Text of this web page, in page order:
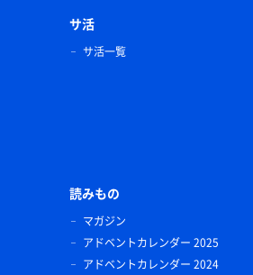
サ活
サ活一覧
読みもの
マガジン
アドベントカレンダー 2025
アドベントカレンダー 2024